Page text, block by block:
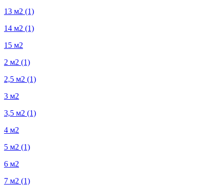
13 м2 (1)
14 м2 (1)
15 м2
2 м2 (1)
2,5 м2 (1)
3 м2
3,5 м2 (1)
4 м2
5 м2 (1)
6 м2
7 м2 (1)